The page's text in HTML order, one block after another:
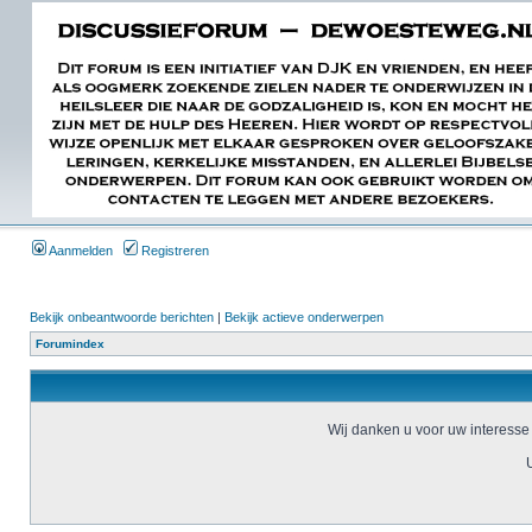
Aanmelden Registreren
Bekijk onbeantwoorde berichten | Bekijk actieve onderwerpen
Forumindex
Wij danken u voor uw